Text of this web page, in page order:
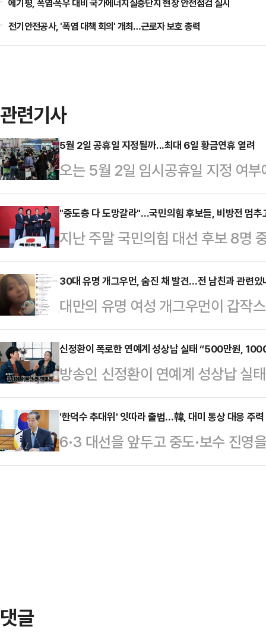
에기평, 폭염·폭우 대비 국가에너지실증단지 현장 안전점검 실시
전기안전공사, '폭염 대책 회의' 개최…근로자 보호 총력
관련기사
5월 2일 공휴일 지정될까...최대 6일 황금연휴 열려
오는 5월 2일 임시공휴일 지정 여
5일 어린이날이 부처님오신날과
일까지 이어지는 황금연휴가 예정
일이 임시공휴일로 추가 지정되면
는 지난 설 연휴에 임시공휴일을 지
방식의 결정을 기대하고 있다. 설
났던 당시, 정부는 국민 삶의 질 향
정을 제안했다.…
"중도층 다 도망갈라"…국민의힘 후보들, 비방전 멈
지난 주말 국민의힘 대선 후보 8명
열렸다. A조와 B조로 나뉜 토론회
부터 많은 기대를 모았다. 결과는
반 자기소개, 밸런스 게임 등 경선
도있는 토론이 이뤄지지 않았다는
운 건 토론회 이후 후보들의 태도였
에게 "키높이 구두를 왜 신느냐" 등
"지…
30대 유명 개그우먼, 숨진 채 발견…전 남친과 관련있
대만의 유명 여성 개그우먼이 갑작
관련된 것 아니냐는 추측이 일고
르면, 대만 스탠드업 코미디언 천
옥상에서 발견됐다.신고를 받고 출
상태였다. 사망 원인은 아직 조사
은 천잔의 SNS 계정을 찾아 애도
날은 그의 생일로, 사망 전 마지막
은 …
신정환이 폭로한 연예계 성상납 실태 “500만원,
방송인 신정환이 연예계 성상납 실
‘논논논’에 출연해 “연예인들이 생
는 “아무리 인기가 있어도 (소속사)
회사도 커질 수 있고 너도 커질 수
야기하면 식사 한번 안 하겠느냐”
'한덕수 추대위' 잇따라 출범…韓, 대미 통상 대응 주
6·3 대선을 앞두고 중도·보수 진영
는 가운데, 한덕수 대통령 권한대
댓글